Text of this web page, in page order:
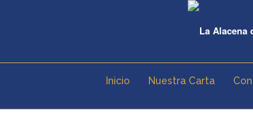
Inicio Nuestra Carta